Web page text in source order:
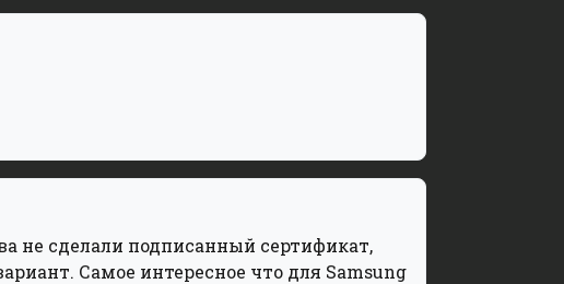
не сделали подписанный сертификат,
Самое интересное что для Samsung